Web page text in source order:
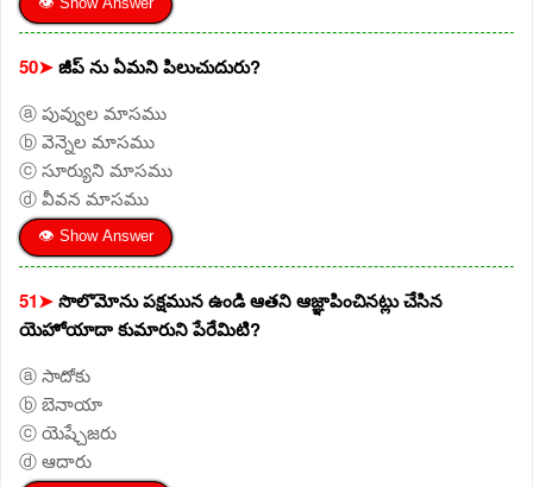
50➤జీప్ ను ఏమని పిలుచుదురు?
ⓐ పువ్వుల మాసము
ⓑ వెన్నెల మాసము
ⓒ సూర్యుని మాసము
ⓓ వీవన మాసము
👁 Show Answer
51➤సొలొమోను పక్షమున ఉండి ఆతని ఆజ్ఞాపించినట్లు చేసిన
యెహోయాదా కుమారుని పేరేమిటి?
ⓐ సాదోకు
ⓑ బెనాయా
ⓒ యెష్చేజరు
ⓓ ఆదారు